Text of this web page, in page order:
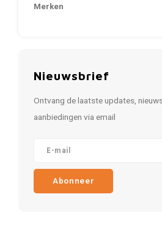
Merken
Nieuwsbrief
Ontvang de laatste updates,
aanbiedingen via email
Abonneer